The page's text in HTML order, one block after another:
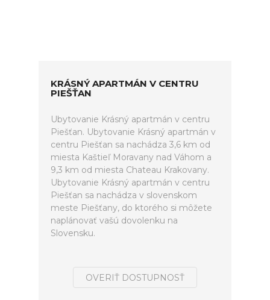
KRÁSNÝ APARTMÁN V CENTRU
PIEŠŤAN
Ubytovanie Krásný apartmán v centru
Piešťan. Ubytovanie Krásný apartmán v
centru Piešťan sa nachádza 3,6 km od
miesta Kaštieľ Moravany nad Váhom a
9,3 km od miesta Chateau Krakovany.
Ubytovanie Krásný apartmán v centru
Piešťan sa nachádza v slovenskom
meste Piešťany, do ktorého si môžete
naplánovať vašú dovolenku na
Slovensku.
OVERIŤ DOSTUPNOSŤ